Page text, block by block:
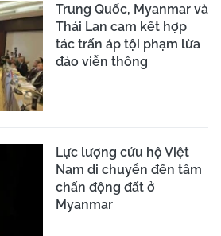
Trung Quốc, Myanmar và
Thái Lan cam kết hợp
tác trấn áp tội phạm lừa
đảo viễn thông
Lực lượng cứu hộ Việt
Nam di chuyển đến tâm
chấn động đất ở
Myanmar